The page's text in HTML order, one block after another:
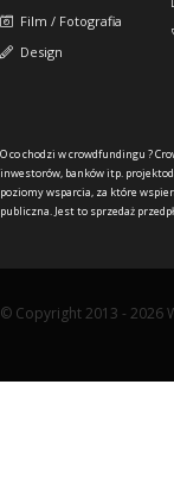
Film / Fotografia
Design
O co chodzi w crowdfundingu ?
inwestorów, banków itp.
poziomy wsparcia, za które
publiczna. Jest to sprzedaż
© Copyright 2013 - 2026